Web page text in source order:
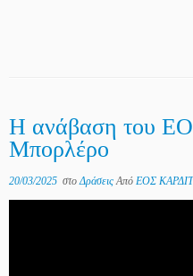
Η ανάβαση του
Μπορλέρο
20/03/2025 στο Δράσεις Από ΕΟΣ